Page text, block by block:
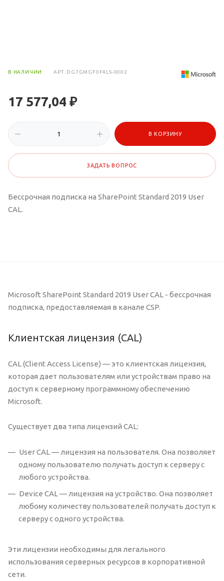
В НАЛИЧИИ АРТ. DG7GMGF0F4LS-0002
17 577,04 ₽
В КОРЗИНУ
ЗАДАТЬ ВОПРОС
Бессрочная подписка на SharePoint Standard 2019 User
CAL.
Microsoft SharePoint Standard 2019 User CAL - бессрочная
подписка, предоставляемая в канале CSP.
Клиентская лицензия (CAL)
CAL (Client Access License) — это клиентская лицензия,
которая дает пользователям или устройствам право на
доступ к серверному программному обеспечению
Microsoft.
Существует два типа лицензий CAL:
User CAL — лицензия на пользователя. Она позволяет
одному пользователю получать доступ к серверу с
любого устройства.
Device CAL — лицензия на устройство. Она позволяет
любому количеству пользователей получать доступ к
серверу с одного устройства.
Эти лицензии необходимы для легального
использования серверных ресурсов в корпоративной
сети.